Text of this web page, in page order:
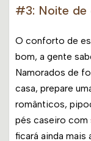
#3: Noite de
O conforto de
bom, a gente
Namorados de
casa, prepare
românticos,
pés caseiro com
ficará ainda mais